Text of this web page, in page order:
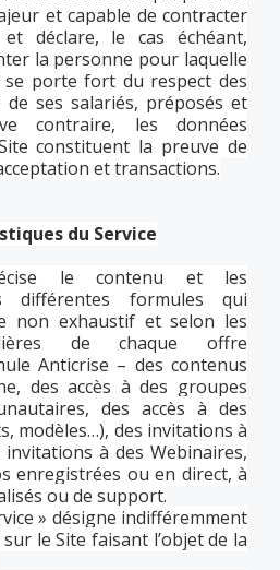
et capable de contracter
déclare, le cas échéant,
la personne pour laquelle
se porte fort du respect des
de ses salariés, préposés et
contraire, les données
constituent la preuve de
et transactions.
du Service
le contenu et les
différentes formules qui
non exhaustif et selon les
de chaque offre
Anticrise – des contenus
des accès à des groupes
des accès à des
modèles…), des invitations à
à des Webinaires,
enregistrées ou en direct, à
ou de support.
» désigne indifféremment
le Site faisant l’objet de la